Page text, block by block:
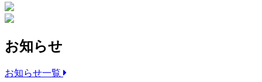
お知らせ
お知らせ一覧